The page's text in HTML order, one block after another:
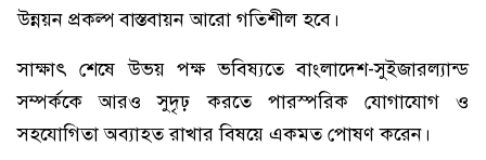
উন্নয়ন প্রকল্প বাস্তবায়ন আরো গতিশীল হবে।
সাক্ষাৎ শেষে উভয় পক্ষ ভবিষ্যতে বাংলাদেশ-সুইজারল্যান্ড
সম্পর্ককে আরও সুদৃঢ় করতে পারস্পরিক যোগাযোগ ও
সহযোগিতা অব্যাহত রাখার বিষয়ে একমত পোষণ করেন।